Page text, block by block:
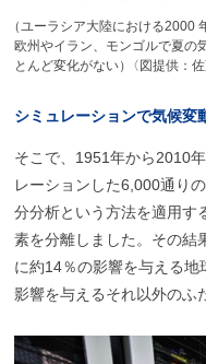
（ユーラシア大陸における2000
欧州やイラン、モンゴルで夏の
とんど変化がない） 〈図提供：
シミュレーションで気候変
そこで、1951年から2010
レーションした6,000通り
分分析という方法を適用す
素を分離しました。その結
に約14％の影響を与える
影響を与えるそれ以外のふ